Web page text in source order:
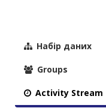
Набір даних
Groups
Activity Stream